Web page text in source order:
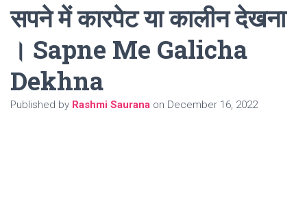
सपने में कारपेट या कालीन देखना
। Sapne Me Galicha
Dekhna
Published by Rashmi Saurana on December 16, 2022